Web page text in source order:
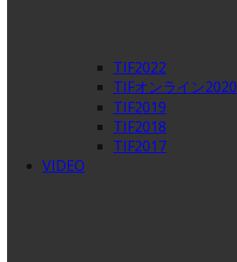
TIF2022
TIFオンライン2020
TIF2019
TIF2018
TIF2017
VIDEO